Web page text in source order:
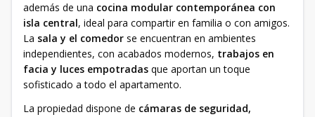
además de una cocina modular contemporánea con
isla central, ideal para compartir en familia o con amigos.
La sala y el comedor se encuentran en ambientes
independientes, con acabados modernos, trabajos en
facia y luces empotradas que aportan un toque
sofisticado a todo el apartamento.
La propiedad dispone de cámaras de seguridad,